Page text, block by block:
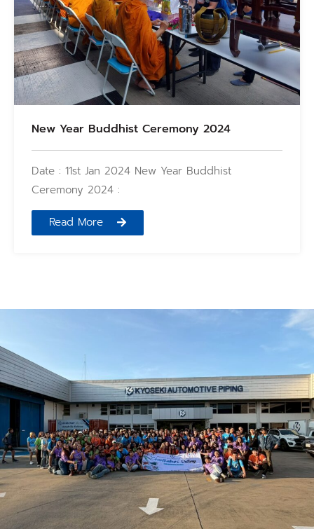
New Year Buddhist Ceremony 2024
Date : 11st Jan 2024 New Year Buddhist
Ceremony 2024 :
Read More